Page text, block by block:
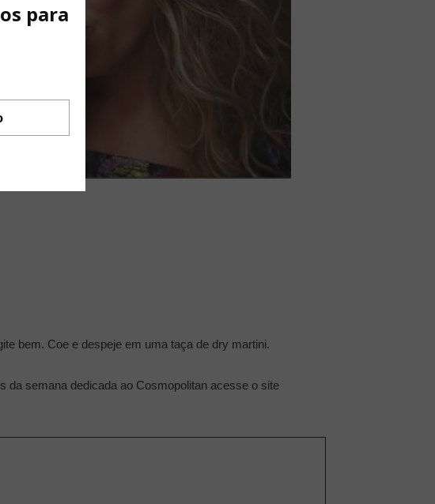
bem. Coe e despeje em uma taça de dry martini.
da semana dedicada ao Cosmopolitan acesse o site
para